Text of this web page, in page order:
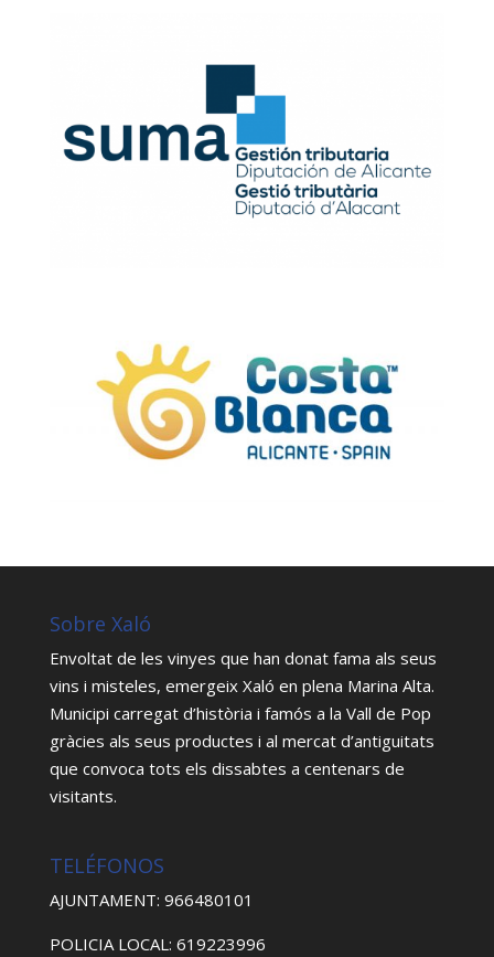
Sobre Xaló
Envoltat de les vinyes que han donat fama als seus
vins i misteles, emergeix Xaló en plena Marina Alta.
Municipi carregat d’història i famós a la Vall de Pop
gràcies als seus productes i al mercat d’antiguitats
que convoca tots els dissabtes a centenars de
visitants.
TELÉFONOS
AJUNTAMENT: 966480101
POLICIA LOCAL: 619223996